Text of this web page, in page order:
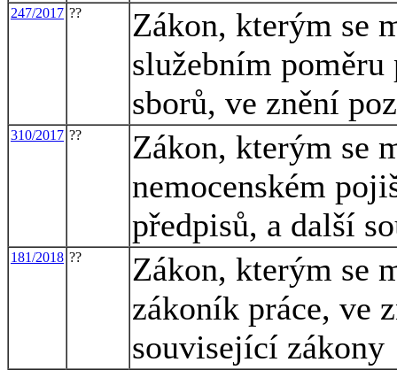
247/2017 ??
Zákon, kterým se
služebním
sborů, ve znění
310/2017 ??
Zákon, kterým se
nemocenském
předpisů, a další
181/2018 ??
Zákon, kterým se
zákoník práce, ve
související zákony